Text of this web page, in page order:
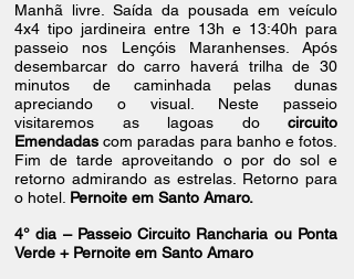
Manhã livre. Saída da pousada em veículo
4x4 tipo jardineira entre 13h e 13:40h para
passeio nos Lençóis Maranhenses. Após
desembarcar do carro haverá trilha de 30
minutos de caminhada pelas dunas
apreciando o visual. Neste passeio
visitaremos as lagoas do circuito
Emendadas com paradas para banho e fotos.
Fim de tarde aproveitando o por do sol e
retorno admirando as estrelas. Retorno para
o hotel. Pernoite em Santo Amaro.
4° dia – Passeio Circuito Rancharia ou Ponta
Verde + Pernoite em Santo Amaro